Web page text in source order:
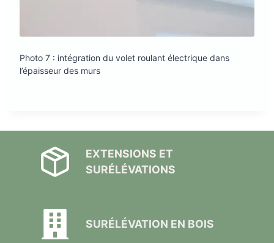
Photo 7 : intégration du volet roulant électrique dans
l’épaisseur des murs
EXTENSIONS ET
SURÉLÉVATIONS
SURÉLÉVATION EN BOIS